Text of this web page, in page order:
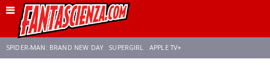
SPIDER-MAN: BRAND NEW DAY SUPERGIRL APPLE TV+